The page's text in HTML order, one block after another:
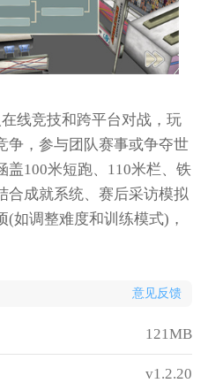
线竞技和跨平台对战，玩
争，参与团队赛事或争夺世
盖100米短跑、110米栏、铁
合成就系统、赛后采访模拟
如调整难度和训练模式)，
意见反馈
121MB
v1.2.20